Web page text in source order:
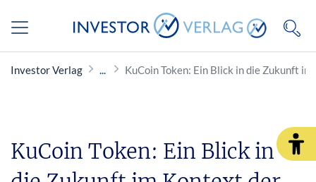
Investor Verlag KuCoin Token: Ein Blick in die Zukunft
KuCoin Token: Ein Blick in